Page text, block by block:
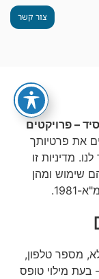
צור קשר
– פרויקטים
את פרטיותך
מדיניות זו
שימוש ומהן
מספר טלפון,
מילוי טופס